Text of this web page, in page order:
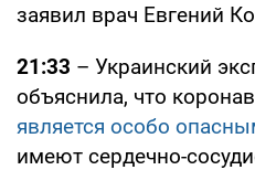
заявил врач Евгений
21:33 – Украинский
объяснила, что
является особо
имеют сердечно-